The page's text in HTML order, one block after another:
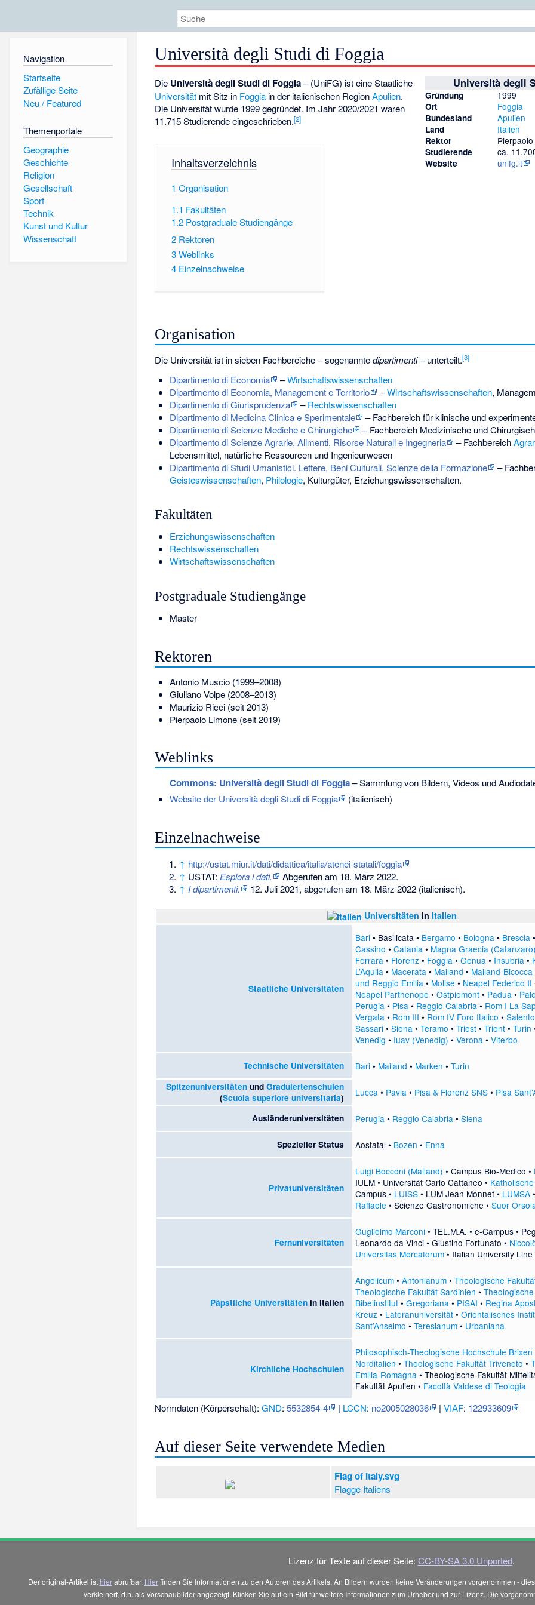
Navigation
Startseite
Zufällige Seite
Neu / Featured
Themenportale
Geographie
Geschichte
Religion
Gesellschaft
Sport
Technik
Kunst und Kultur
Wissenschaft
Università degli Studi di Foggia
Università degli
Gründung 1999
Ort Foggia
Bundesland Apulien
Land Italien
Rektor
Studierende ca.
Website unifg.it
Die Università degli Studi di Foggia– (UniFG) ist eine Staatliche
Universität mit Sitz in Foggia in der italienischen RegionApulien.
Die Universität wurde 1999 gegründet. Im Jahr 2020/2021 waren
11.715 Studierende eingeschrieben.[2]
Inhaltsverzeichnis
1 Organisation
1.1 Fakultäten
1.2 Postgraduale Studiengänge
2 Rektoren
3Weblinks
4 Einzelnachweise
Organisation
Die Universität ist in sieben Fachbereiche – sogenanntedipartimenti– unterteilt.[3]
Dipartimento di Economia –Wirtschaftswissenschaften
Dipartimento di Economia, Management e Territorio
–Wirtschaftswissenschaften,
Dipartimento di Giurisprudenza
–Rechtswissenschaften
Dipartimento di Medicina Clinica e Sperimentale
– Fachbereich für klinische und
Dipartimento di Scienze Mediche e Chirurgiche
– Fachbereich Medizinische und
Dipartimento di Scienze Agrarie, Alimenti, Risorse Naturali e Ingegneria
– Fachbereich
Lebensmittel, natürliche Ressourcen und Ingenieurwesen
Dipartimento di Studi Umanistici. Lettere, Beni Culturali, Scienze della Formazione
–
Geisteswissenschaften, Philologie, Kulturgüter, Erziehungswissenschaften.
Fakultäten
Erziehungswissenschaften
Rechtswissenschaften
Wirtschaftswissenschaften
Postgraduale Studiengänge
Master
Rektoren
Antonio Muscio (1999–2008)
Giuliano Volpe (2008–2013)
Maurizio Ricci (seit 2013)
Pierpaolo Limone (seit 2019)
Weblinks
Commons: Università degli Studi di Foggia– Sammlung von Bildern, Videos und
Website der Università degli Studi di Foggia
(italienisch)
Einzelnachweise
↑ http://ustat.miur.it/dati/didattica/italia/atenei-statali/foggia
↑ USTAT: Esplora i dati. Abgerufen am 18. März 2022.
↑ I dipartimenti. 12. Juli 2021, abgerufen am 18. März 2022 (italienisch).
Universitäten in Italien
Staatliche Universitäten
Bari• Basilicata• Bergamo • Bologna• Brescia
Cassino • Catania• Magna Graecia
Ferrara• Florenz• Foggia• Genua• Insubria•
L’Aquila• Macerata• Mailand • Mailand-Bicocca
und Reggio Emilia• Molise • Neapel Federico II
Neapel Parthenope • Ostpiemont• Padua•
Perugia• Pisa• Reggio Calabria• Rom I La
Vergata• Rom III • Rom IV Foro Italico • Salento
Sassari• Siena• Teramo • Triest• Trient• Turin
Venedig • Iuav (Venedig) • Verona• Viterbo
Technische Universitäten Bari• Mailand • Marken • Turin
Spitzenuniversitätenund Graduiertenschulen
(Scuola superiore universitaria) Lucca• Pavia• Pisa & Florenz SNS• Pisa
Ausländeruniversitäten Perugia• Reggio Calabria• Siena
Spezieller Status Aostatal • Bozen • Enna
Privatuniversitäten
Luigi Bocconi (Mailand) • Campus Bio-Medico •
IULM• Universität Carlo Cattaneo •
Campus• LUISS• LUM Jean Monnet• LUMSA
Raffaele • Scienze Gastronomiche • Suor
Fernuniversitäten
Guglielmo Marconi• TEL.M.A. • e-Campus•
Leonardo da Vinci• Giustino Fortunato •
Universitas Mercatorum• Italian University Line
Päpstliche Universitätenin Italien
Angelicum• Antonianum• Theologische
Theologische Fakultät Sardinien •
Bibelinstitut• Gregoriana• PISAI • Regina
Kreuz• Lateranuniversität• Orientalisches
Sant’Anselmo • Teresianum• Urbaniana
Kirchliche Hochschulen
Philosophisch-Theologische Hochschule Brixen
Norditalien • Theologische Fakultät Triveneto •
Emilia-Romagna• Theologische Fakultät
Fakultät Apulien • Facoltà Valdese di Teologia
Normdaten (Körperschaft):GND:5532854-4 | LCCN: no2005028036 |VIAF: 122933609
Auf dieser Seite verwendete Medien
Flag of Italy.svg
Flagge Italiens
Lizenz für Texte auf dieser Seite: CC-BY-SA 3.0 Unported.
Der original-Artikel ist hierabrufbar. Hierfinden Sie Informationen zu den Autoren des Artikels. An Bildern wurden keine Veränderungen vorgenommen -
verkleinert, d.h. als Vorschaubilder angezeigt. Klicken Sie auf ein Bild für weitere Informationen zum Urheber und zur Lizenz. Die